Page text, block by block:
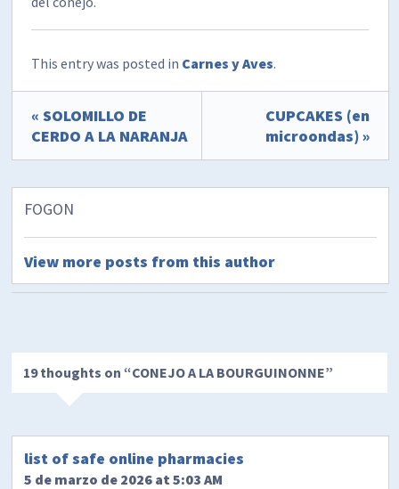
This entry was posted in Carnes y Aves.
« SOLOMILLO DE
CERDO A LA NARANJA
CUPCAKES (en
microondas) »
FOGON
View more posts from this author
19 thoughts on “CONEJO A LA BOURGUINONNE”
list of safe online pharmacies
5 de marzo de 2026 at 5:03 AM